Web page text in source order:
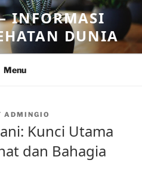
INFORMASI
DUNIA
Menu
ADMINGIO
Kunci Utama
dan Bahagia